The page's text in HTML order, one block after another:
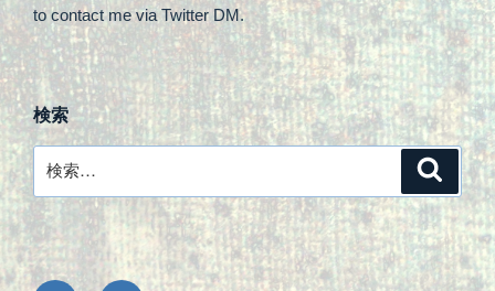
to contact me via Twitter DM.
検索
索: